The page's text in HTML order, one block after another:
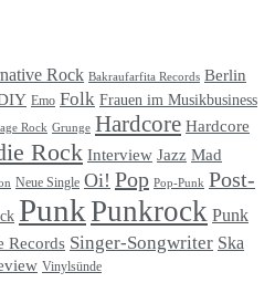
Rock Bakraufarfita Records Berlin
Emo Folk Frauen im Musikbusiness
Rock Grunge Hardcore Hardcore
Rock Interview Jazz Mad
Neue Single Oi! Pop Pop-Punk Post-
PunkPunkrock Punk
Records Singer-Songwriter Ska
Vinylsünde